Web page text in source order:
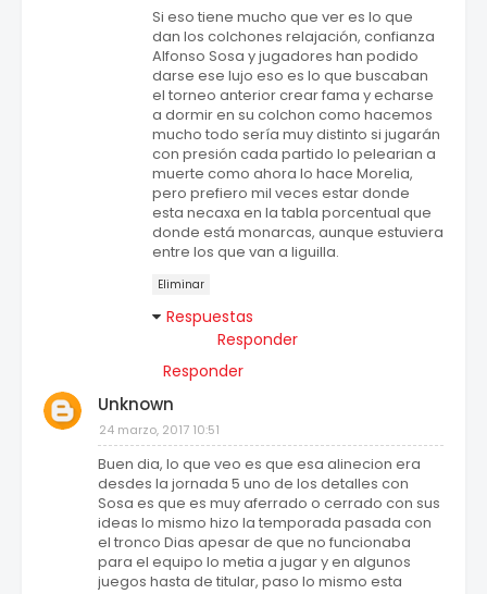
Si eso tiene mucho que ver es lo que
dan los colchones relajación, confianza
Alfonso Sosa y jugadores han podido
darse ese lujo eso es lo que buscaban
el torneo anterior crear fama y echarse
a dormir en su colchon como hacemos
mucho todo sería muy distinto si jugarán
con presión cada partido lo pelearian a
muerte como ahora lo hace Morelia,
pero prefiero mil veces estar donde
esta necaxa en la tabla porcentual que
donde está monarcas, aunque estuviera
entre los que van a liguilla.
Eliminar
Respuestas
Responder
Responder
Unknown
24 marzo, 2017 10:51
Buen dia, lo que veo es que esa alinecion era
desdes la jornada 5 uno de los detalles con
Sosa es que es muy aferrado o cerrado con sus
ideas lo mismo hizo la temporada pasada con
el tronco Dias apesar de que no funcionaba
para el equipo lo metia a jugar y en algunos
juegos hasta de titular, paso lo mismo esta